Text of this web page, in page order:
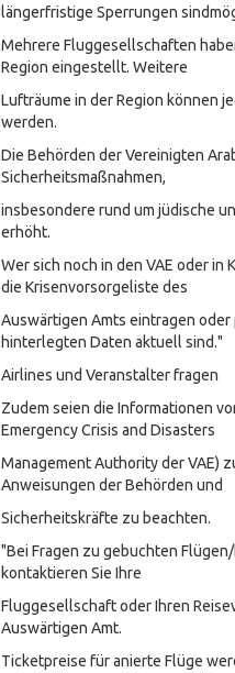
längerfristige Sperrungen
Mehrere Fluggesellschaften
Region eingestellt. Weitere
Lufträume in der Region können
werden.
Die Behörden der Vereinigten
Sicherheitsmaßnahmen,
insbesondere rund um jüdische
erhöht.
Wer sich noch in den VAE oder in
die Krisenvorsorgeliste des
Auswärtigen Amts eintragen
hinterlegten Daten aktuell sind."
Airlines und Veranstalter fragen
Zudem seien die Informationen
Emergency Crisis and Disasters
Management Authority der VAE)
Anweisungen der Behörden und
Sicherheitskräfte zu beachten.
"Bei Fragen zu gebuchten
kontaktieren Sie Ihre
Fluggesellschaft oder Ihren
Auswärtigen Amt.
Ticketpreise für anierte Flüge